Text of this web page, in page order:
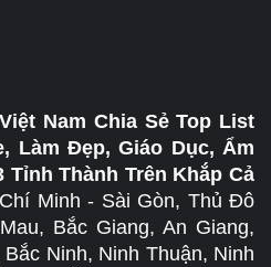
Nam Chia Sẻ Top List
Làm Đẹp, Giáo Dục, Ẩm
Tỉnh Thành Trên Khắp Cả
Minh - Sài Gòn, Thủ Đô
Bắc Giang, An Giang,
Ninh, Ninh Thuận, Ninh